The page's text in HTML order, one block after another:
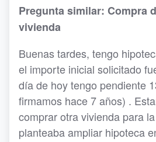
Pregunta similar: Compra
vivienda
Buenas tardes, tengo
el importe inicial solicitado
día de hoy tengo pendiente
firmamos hace 7 años) .
comprar otra vivienda para
planteaba ampliar hipoteca